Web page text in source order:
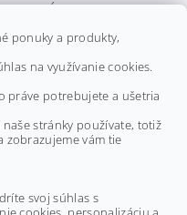
NÁLEVKY OLEJA
RX510/ X5/
0001
položke.
ponuky a produkty,
na využívanie cookies.
práve potrebujete a ušetria
stránky používate, totiž
vám tie
svoj súhlas s